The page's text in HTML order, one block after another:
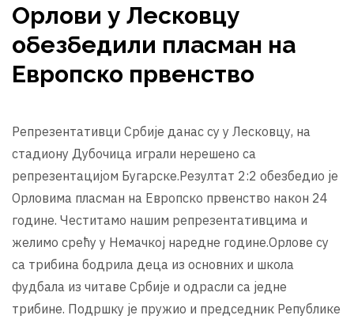
Орлови у Лесковцу
обезбедили пласман на
Европско првенство
Репрезентативци Србије данас су у Лесковцу, на
стадиону Дубочица играли нерешено са
репрезентацијом Бугарске.Резултат 2:2 обезбедио је
Орловима пласман на Европско првенство након 24
године. Честитамо нашим репрезентативцима и
желимо срећу у Немачкој наредне године.Орлове су
са трибина бодрила деца из основних и школа
фудбала из читаве Србије и одрасли са једне
трибине. Подршку је пружио и председник Републике